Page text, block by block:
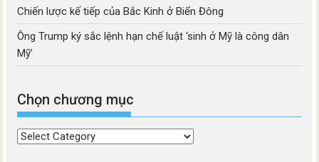
Chiến lược kế tiếp của Bắc Kinh ở Biển Đông
Ông Trump ký sắc lệnh hạn chế luật ‘sinh ở Mỹ là công dân
Mỹ’
Chọn chương mục
Chọn